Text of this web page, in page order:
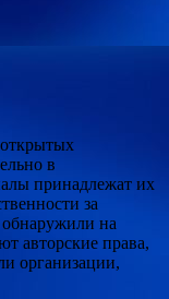
в
принадлежат их
за
на
авторские права,
организации,